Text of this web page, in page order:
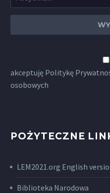
akceptuję Politykę
osobowych
POŻYTECZNE
LEM2021.org English
Biblioteka Narodowa